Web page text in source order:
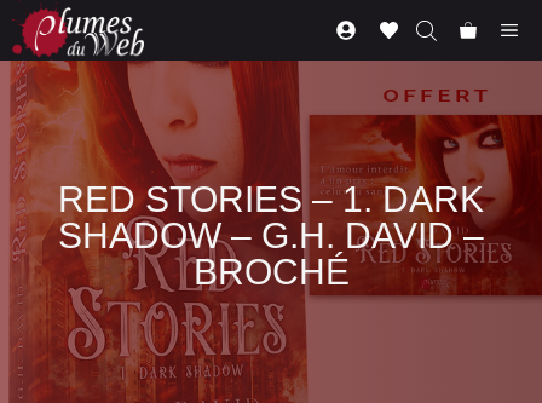
Aller
contenu
RED STORIES – 1. DARK
SHADOW – G.H. DAVID –
BROCHÉ